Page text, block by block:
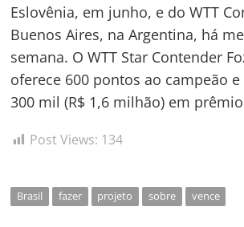
Eslovênia, em junho, e do WTT
Buenos Aires, na Argentina, há
semana. O WTT Star Contender
oferece 600 pontos ao campeão
300 mil (R$ 1,6 milhão) em
Post Views: 134
Brasil fazer projeto sobre vence